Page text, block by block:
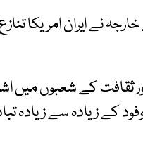
نے ایران امریکا
ثقافت کے شعبوں میں
کے زیادہ سے زیادہ